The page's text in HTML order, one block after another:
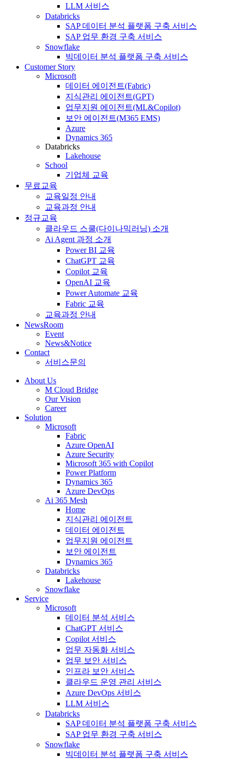
LLM 서비스
Databricks
SAP 데이터 분석 플랫폼 구축 서비스
SAP 업무 환경 구축 서비스
Snowflake
빅데이터 분석 플랫폼 구축 서비스
Customer Story
Microsoft
데이터 에이전트(Fabric)
지식관리 에이전트(GPT)
업무지원 에이전트(ML&Copilot)
보안 에이전트(M365 EMS)
Azure
Dynamics 365
Databricks
Lakehouse
School
기업체 교육
무료교육
교육일정 안내
교육과정 안내
정규교육
클라우드 스쿨(다이나믹러닝) 소개
Ai Agent 과정 소개
Power BI 교육
ChatGPT 교육
Copilot 교육
OpenAI 교육
Power Automate 교육
Fabric 교육
교육과정 안내
NewsRoom
Event
News&Notice
Contact
서비스문의
About Us
M Cloud Bridge
Our Vision
Career
Solution
Microsoft
Fabric
Azure OpenAI
Azure Security
Microsoft 365 with Copilot
Power Platform
Dynamics 365
Azure DevOps
Ai 365 Mesh
Home
지식관리 에이전트
데이터 에이전트
업무지원 에이전트
보안 에이전트
Dynamics 365
Databricks
Lakehouse
Snowflake
Service
Microsoft
데이터 분석 서비스
ChatGPT 서비스
Copilot 서비스
업무 자동화 서비스
업무 보안 서비스
인프라 보안 서비스
클라우드 운영 관리 서비스
Azure DevOps 서비스
LLM 서비스
Databricks
SAP 데이터 분석 플랫폼 구축 서비스
SAP 업무 환경 구축 서비스
Snowflake
빅데이터 분석 플랫폼 구축 서비스